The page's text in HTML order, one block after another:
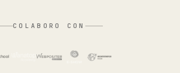
COLABORO CON